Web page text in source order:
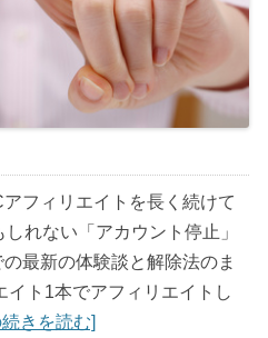
フィリエイトを長く続けて
れない「アカウント停止」
最新の体験談と解除法のま
イト1本でアフィリエイトし
きを読む]